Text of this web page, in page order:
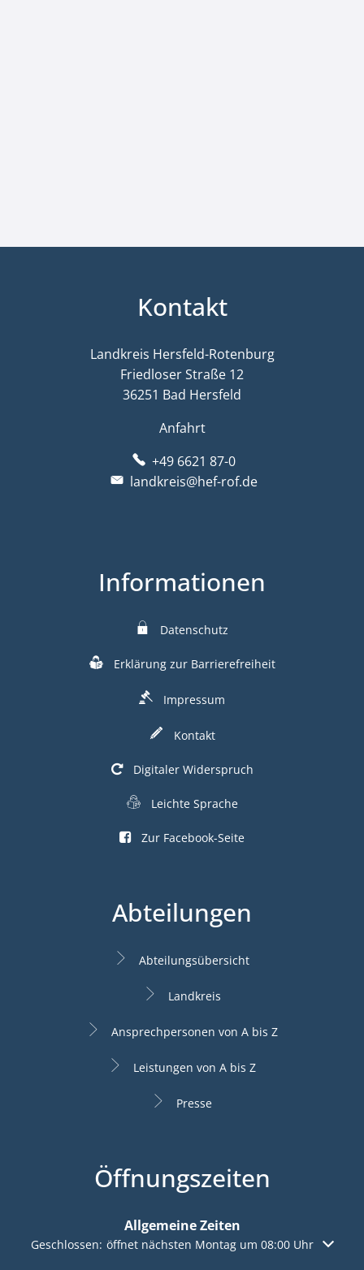
Kontakt
Landkreis Hersfeld-Rotenburg
Friedloser Straße 12
36251 Bad Hersfeld
Anfahrt
+49 6621 87-0
landkreis@hef-rof.de
Informationen
Datenschutz
Erklärung zur Barrierefreiheit
Impressum
Kontakt
Digitaler Widerspruch
Leichte Sprache
Zur Facebook-Seite
Abteilungen
Abteilungsübersicht
Landkreis
Ansprechpersonen von A bis Z
Leistungen von A bis Z
Presse
Öffnungszeiten
Allgemeine Zeiten
Klicken, um weitere Öffnungs- oder Schließzeiten
Geschlossen: öffnet nächsten Montag um 08:00 Uhr